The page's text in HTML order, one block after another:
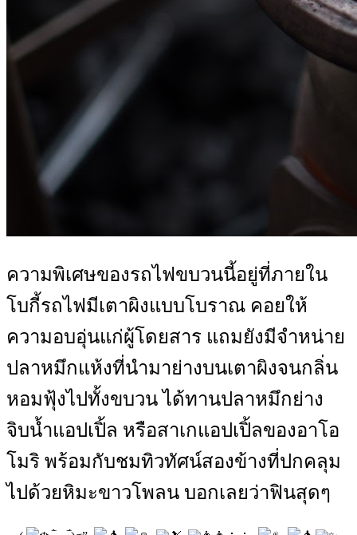
ความพิเศษของรถไฟขบวนนี้อยู่ที่ภายใน
โบกี้รถไฟมีเตาผิงแบบโบราณ คอยให้
ความอบอุ่นแก่ผู้โดยสาร แถมยังมีจำหน่าย
ปลาหมึกแห้งที่นำมาย่างบนเตาผิงจนกลิ่น
หอมฟุ้งไปทั้งขบวน ได้ทานปลาหมึกย่าง
จิบน้ำแอปเปิ้ล หรือสาเกแอปเปิ้ลของอาโอ
โมริ พร้อมกับชมทิวทัศน์สองข้างที่ปกคลุม
ไปด้วยหิมะขาวโพลน บอกเลยว่าฟินสุดๆ